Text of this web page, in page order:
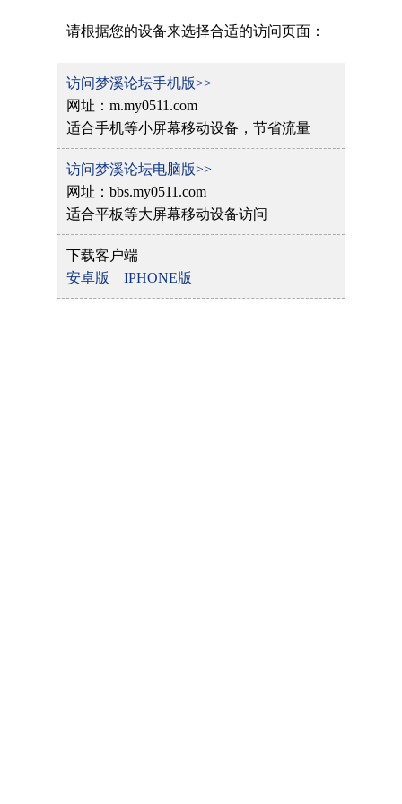
请根据您的设备来选择合适的访问页面：
访问梦溪论坛手机版>>
网址：m.my0511.com
适合手机等小屏幕移动设备，节省流量
访问梦溪论坛电脑版>>
网址：bbs.my0511.com
适合平板等大屏幕移动设备访问
下载客户端
安卓版
IPHONE版